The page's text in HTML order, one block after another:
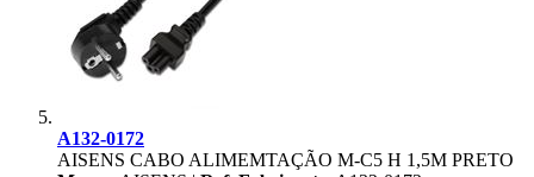
A132-0172
AISENS CABO ALIMEMTAÇÃO M-C5 H 1,5M PRETO